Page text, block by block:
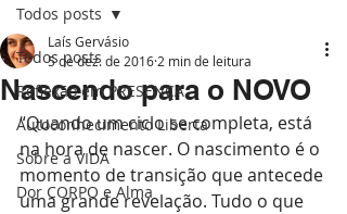
Todos posts
Reflexão em PRESENÇA
Autoconhecimento Liberta
Sobre a VIDA
Dor CORPO e Alma
Todos posts
Nascendo para o NOVO
Laís Gervásio
5 de dez. de 2016 2 min de leitura
“Quando um ciclo se completa, está
na hora de nascer. O nascimento é o
momento de transição que antecede
uma grande revelação. Tudo o que